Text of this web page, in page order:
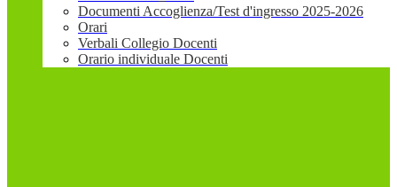
Documenti Accoglienza/Test d'ingresso 2025-2026
Orari
Verbali Collegio Docenti
Orario individuale Docenti